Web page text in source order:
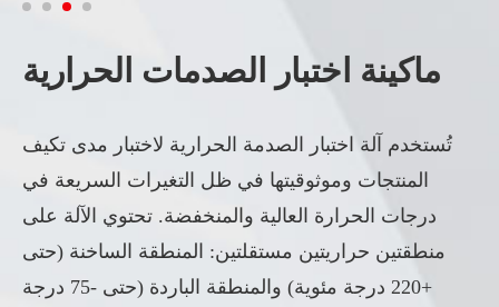
ماكينة اختبار الصدمات الحرارية
تُستخدم آلة اختبار الصدمة الحرارية لاختبار مدى تكيف
المنتجات وموثوقيتها في ظل التغيرات السريعة في
درجات الحرارة العالية والمنخفضة. تحتوي الآلة على
منطقتين حراريتين مستقلتين: المنطقة الساخنة (حتى
+220 درجة مئوية) والمنطقة الباردة (حتى -75 درجة